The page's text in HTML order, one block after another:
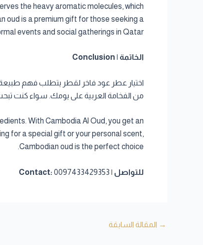
the heavy aromatic molecules, which
oud is a premium gift for those seeking a
events and social gatherings in Qatar.
الخاتمة | Conclusion
من الفخامة العربية على يومك. سواء كنت
With Cambodia Al Oud, you get an
for a special gift or your personal scent,
Cambodian oud is the perfect choice.
للتواصل | Contact: 0097433429353
→ المقالة السابقة